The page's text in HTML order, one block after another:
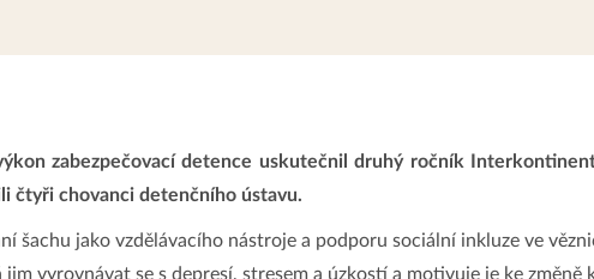
zabezpečovací detence uskutečnil druhý ročník
čtyři chovanci detenčního ústavu.
šachu jako vzdělávacího nástroje a podporu sociální inkluze ve
vyrovnávat se s depresí, stresem a úzkostí a motivuje je ke změně